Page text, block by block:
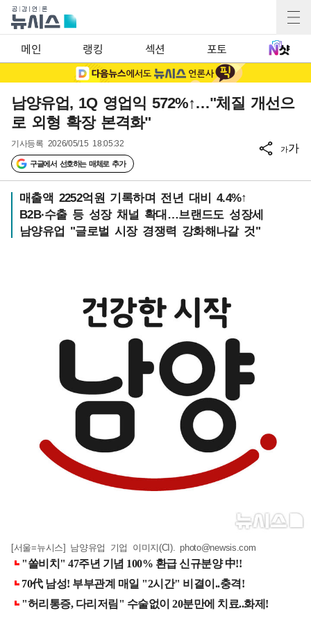
메인 랭킹 섹션 포토
남양유업, 1Q 영업익 572%↑…"체질 개선으
로 외형 확장 본격화"
기사등록 2026/05/15 18:05:32
구글에서 선호하는 매체로 추가
가가
매출액 2252억원 기록하며 전년 대비 4.4%↑
B2B∙수출 등 성장 채널 확대…브랜드도 성장세
남양유업 "글로벌 시장 경쟁력 강화해나갈 것"
[서울=뉴시스] 남양유업 기업 이미지(CI).photo@newsis.com